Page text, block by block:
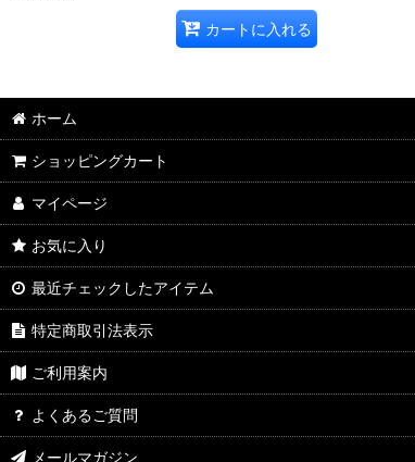
カートに入れる
ホーム
ショッピングカート
マイページ
お気に入り
最近チェックしたアイテム
特定商取引法表示
ご利用案内
よくあるご質問
メールマガジン